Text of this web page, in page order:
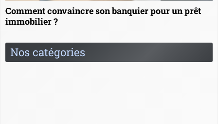
Comment convaincre son banquier pour un prêt
immobilier ?
Nos catégories